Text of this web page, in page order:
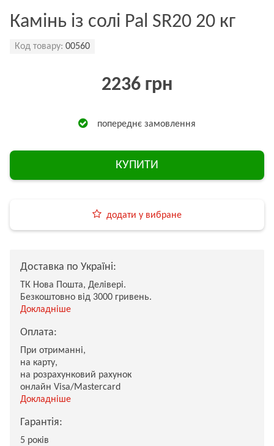
Камінь із солі Pal SR20 20 кг
Код товару: 00560
2236 грн
попереднє замовлення
КУПИТИ
додати у вибране
Доставка по Україні:
ТК Нова Пошта, Делівері.
Безкоштовно від 3000 гривень.
Докладніше
Оплата:
При отриманні,
на карту,
на розрахунковий рахунок
онлайн Visa/Mastercard
Докладніше
Гарантія:
5 років